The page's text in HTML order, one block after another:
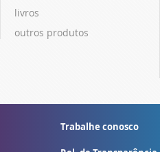
livros
outros produtos
Trabalhe conosco